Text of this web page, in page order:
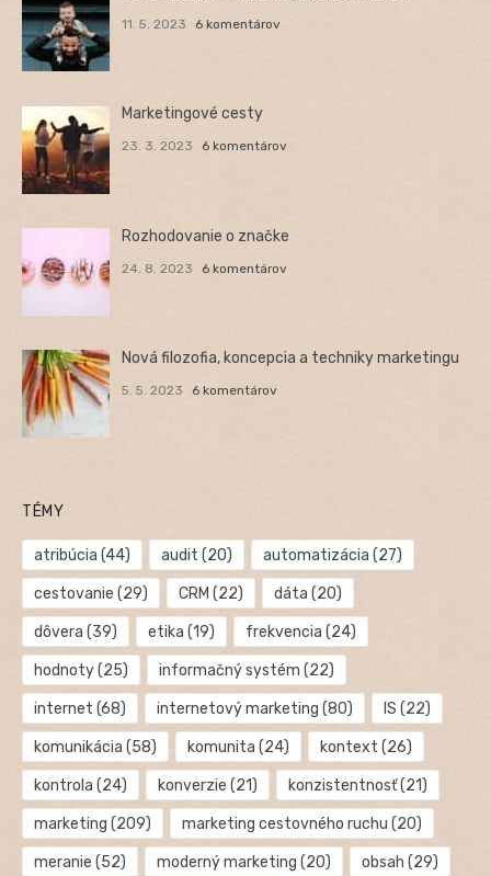
11. 5. 2023 6 komentárov
Marketingové cesty
23. 3. 2023 6 komentárov
Rozhodovanie o značke
24. 8. 2023 6 komentárov
Nová filozofia, koncepcia a techniky marketingu
5. 5. 2023 6 komentárov
TÉMY
atribúcia (44) audit (20) automatizácia (27)
cestovanie (29) CRM (22) dáta (20)
dôvera (39) etika (19) frekvencia (24)
hodnoty(25) informačný systém (22)
internet (68) internetový marketing (80) IS (22)
komunikácia (58) komunita (24) kontext (26)
kontrola (24) konverzie (21) konzistentnosť(21)
marketing (209) marketing cestovného ruchu (20)
meranie (52) moderný marketing (20) obsah (29)